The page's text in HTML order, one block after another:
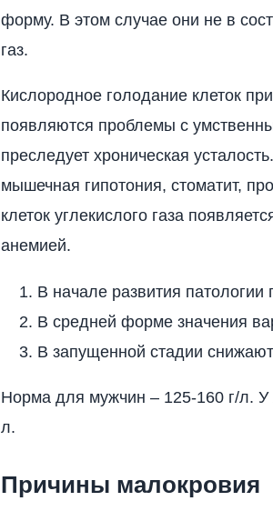
форму. В этом случае они не в
газ.
Кислородное голодание клеток
появляются проблемы с
преследует хроническая
мышечная гипотония, стоматит,
клеток углекислого газа
анемией.
В начале развития патологии
В средней форме значения
В запущенной стадии
Норма для мужчин – 125-160 г/л.
л.
Причины малокровия